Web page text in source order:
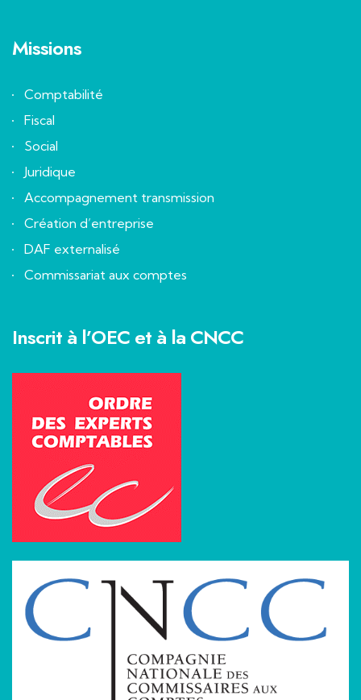
Missions
Comptabilité
Fiscal
Social
Juridique
Accompagnement transmission
Création d’entreprise
DAF externalisé
Commissariat aux comptes
Inscrit à l’OEC et à la CNCC